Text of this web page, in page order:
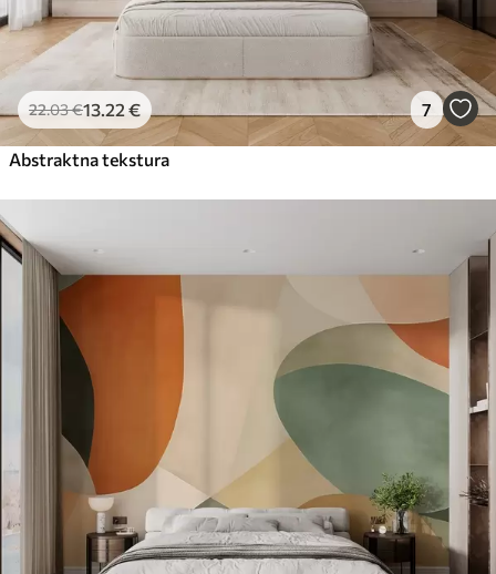
22.03€13 .22 € 7
Abstraktna tekstura